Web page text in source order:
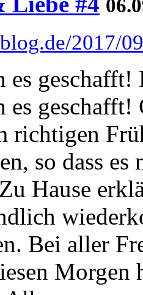
2017/
es
es
richtigen
so dass
Hause
Bei aller